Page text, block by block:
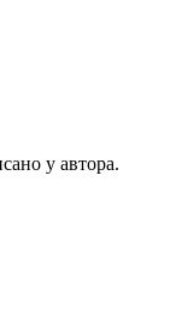
у автора.